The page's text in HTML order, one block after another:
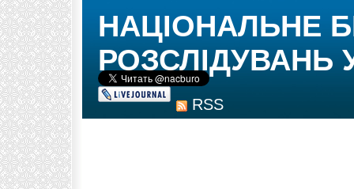
RSS
НАЦІОНАЛЬНЕ
РОЗСЛІДУВАНЬ